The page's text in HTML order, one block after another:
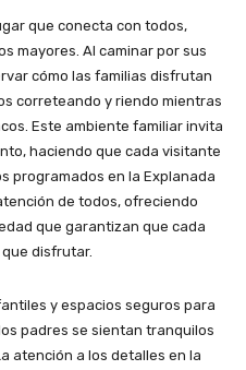
que conecta con todos,
mayores. Al caminar por sus
cómo las familias disfrutan
correteando y riendo mientras
Este ambiente familiar invita
haciendo que cada visitante
programados en la Explanada
de todos, ofreciendo
que garantizan que cada
disfrutar.
y espacios seguros para
padres se sientan tranquilos
atención a los detalles en la